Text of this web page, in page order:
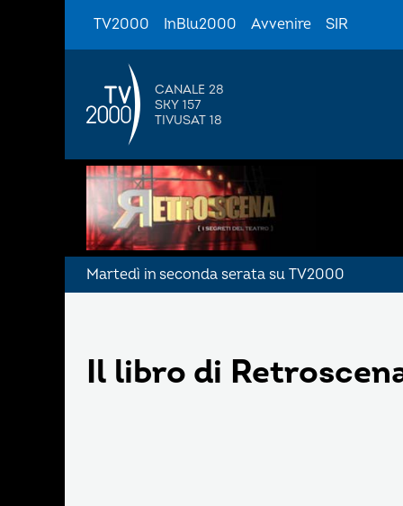
TV2000 InBlu2000 Avvenire SIR
CANALE 28
SKY 157
TIVUSAT 18
Martedì in seconda serata su TV2000
Il libro di